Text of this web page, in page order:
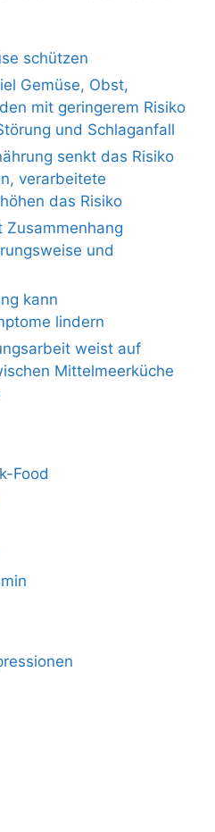
schützen
Gemüse, Obst,
mit geringerem Risiko
und Schlaganfall
senkt das Risiko
verarbeitete
das Risiko
und
kann
lindern
weist auf
Mittelmeerküche
Food